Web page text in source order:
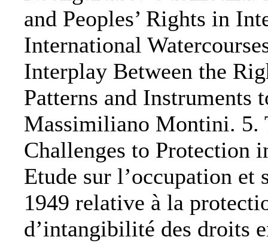
and Peoples’ Rights in
International
Interplay Between the
Patterns and Instruments
Massimiliano Montini. 5.
Challenges to Protection
Etude sur l’occupation
1949 relative à la
d’intangibilité des droits